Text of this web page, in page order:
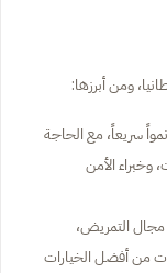
ومن أبرزها:
سريعاً، مع الحاجة
وخبراء الأمن
مجال التمريض،
من أفضل الخيارات